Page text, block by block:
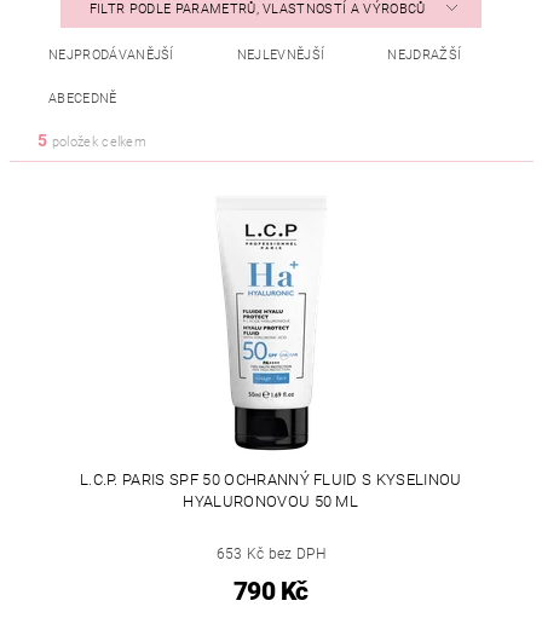
FILTR PODLE PARAMETRŮ, VLASTNOSTÍ A VÝROBCŮ
NEJPRODÁVANĚJŠÍ NEJLEVNĚJŠÍ NEJDRAŽŠÍ
ABECEDNĚ
5 položek celkem
L.C.P. PARIS SPF 50 OCHRANNÝ FLUID S KYSELINOU
HYALURONOVOU 50 ML
653 Kč bez DPH
790 Kč